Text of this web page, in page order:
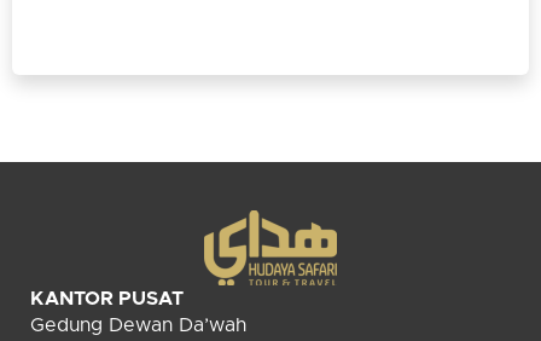
KANTOR PUSAT
Gedung Dewan Da’wah